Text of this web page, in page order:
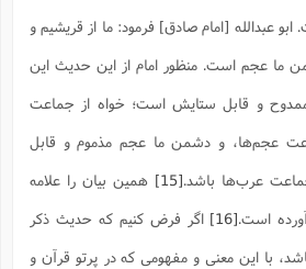
عبدالله [امام صادق] فرمود: ما از قریشیم و
عجم است. منظور امام از این حدیث این
و قابل ستایش است؛ خواه از جماعت
عجم‌ها، و دشمن ما عجم مذموم و قابل
عرب‌ها باشد.[15]
همین بیان را علامه
است.[16]
اگر فرض کنیم که حدیث ذکر
با این معنی و مفهومی که در پرتو قرآن و